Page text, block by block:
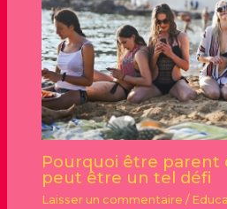
Pourquoi être parent
peut être un tel défi
Laisser un commentaire /